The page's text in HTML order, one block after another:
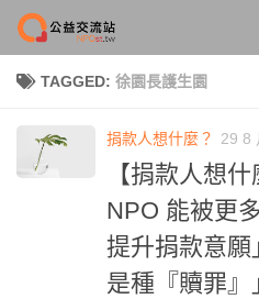
Skip to content
TAGGED: 徐園長護生園
捐款人想什麼？ 29 8
【捐款人想
NPO 能被更
提升捐款意願
是種『贖罪